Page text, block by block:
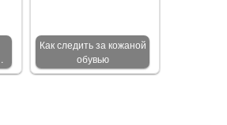
Как следить за кожаной
обувью